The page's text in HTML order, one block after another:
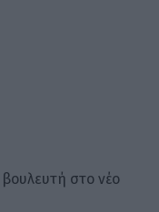
στο νέο